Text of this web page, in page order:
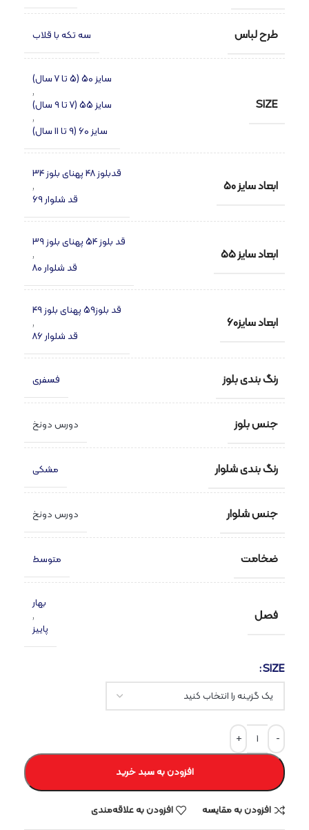
طرح لباس سه تکه با قلاب
SIZE
سایز 50 (5 تا 7 سال)
,
سایز 55 (7 تا 9 سال)
,
سایز 60 (9 تا 11 سال)
ابعاد سایز 50
قدبلوز 48 پهنای بلوز 34
,
قد شلوار 69
ابعاد سایز 55
قد بلوز 54 پهنای بلوز 39
,
قد شلوار 80
ابعاد سایز60
قد بلوز59 پهنای بلوز 49
,
قد شلوار 86
رنگ بندی بلوز فسفری
جنس بلوز دورس دونخ
رنگ بندی شلوار مشکی
جنس شلوار دورس دونخ
ضخامت متوسط
فصل
بهار
,
پاییز
SIZE
افزودن به سبد خرید
افزودن به مقایسه
افزودن به علاقه‌مندی